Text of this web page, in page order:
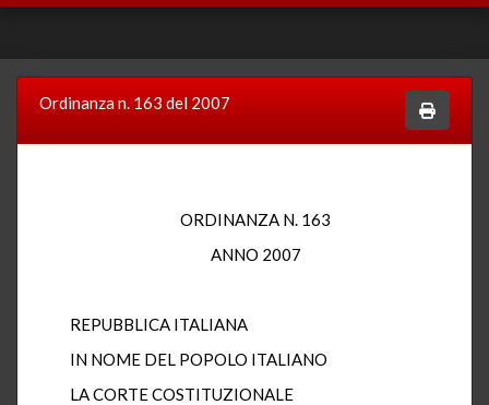
Ordinanza n. 163 del 2007
ORDINANZA N. 163
ANNO 2007
REPUBBLICA ITALIANA
IN NOME DEL POPOLO ITALIANO
LA CORTE COSTITUZIONALE